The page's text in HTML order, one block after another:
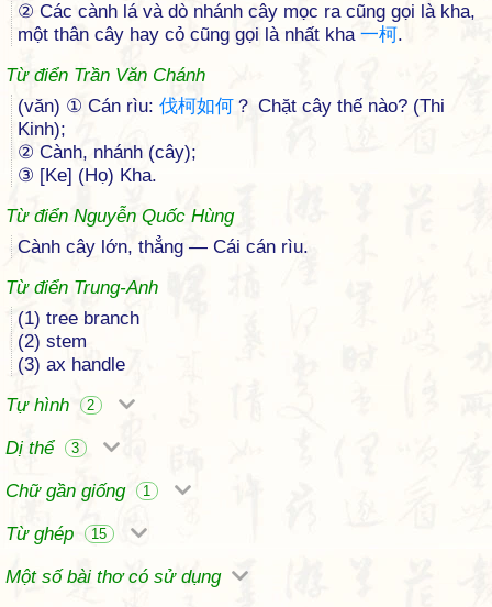
② Các cành lá và dò nhánh cây mọc ra cũng gọi là kha,
một thân cây hay cỏ cũng gọi là nhất kha 一柯.
Từ điển Trần Văn Chánh
(văn) ① Cán rìu: 伐柯如何 ？ Chặt cây thế nào? (Thi
Kinh);
② Cành, nhánh (cây);
③ [Ke] (Họ) Kha.
Từ điển Nguyễn Quốc Hùng
Cành cây lớn, thẳng — Cái cán rìu.
Từ điển Trung-Anh
(1) tree branch
(2) stem
(3) ax handle
Tự hình
2
Dị thể 3
Chữ gần giống 1
Từ ghép 15
Một số bài thơ có sử dụng